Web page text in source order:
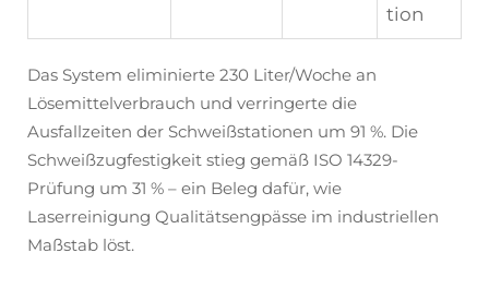
tion
Das System eliminierte 230 Liter/Woche an
Lösemittelverbrauch und verringerte die
Ausfallzeiten der Schweißstationen um 91 %. Die
Schweißzugfestigkeit stieg gemäß ISO 14329-
Prüfung um 31 % – ein Beleg dafür, wie
Laserreinigung Qualitätsengpässe im industriellen
Maßstab löst.